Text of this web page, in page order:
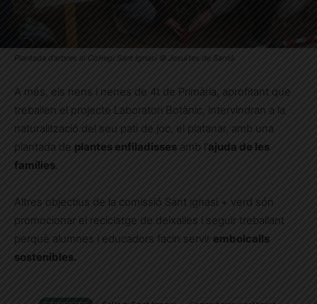
Plantada d’arbres al Col·legi Sant Ignasi © Jesuïtes de Sarrià
A més, els nens i nenes de 4t de Primària, aprofitant que
treballen el projecte Laboratori Botànic, intervindran a la
naturalització del seu pati de joc, el platanar, amb una
plantada de plantes enfiladisses amb l’ajuda de les
famílies.
Altres objectius de la comissió Sant ignasi + verd són
promocionar el reciclatge de deixalles i seguir treballant
perquè alumnes i educadors facin servir embolcalls
sostenibles.